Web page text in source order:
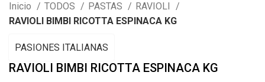
Inicio TODOS PASTAS
RAVIOLI
RAVIOLI BIMBI RICOTTA ESPINACA KG
RAVIOLI BIMBI RICOTTA ESPINACA KG
PASIONES ITALIANAS